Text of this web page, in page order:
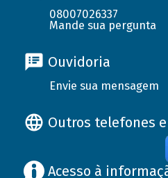
08007026337
Mande sua pergunta
Ouvidoria
Envie sua mensagem
Outros telefones
Acesso à